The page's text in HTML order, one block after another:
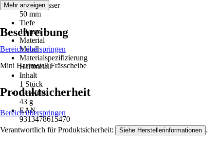
Durchmesser
50 mm
Tiefe
10 mm
Material
Metall
Materialspezifizierung
Hartmetall
Inhalt
1 Stück
Gewicht
43 g
EAN
9313478615470
Mehr anzeigen
Beschreibung
Bereich überspringen
Mini Hartmetall Frässcheibe
Produktsicherheit
Bereich überspringen
Verantwortlich für Produktsicherheit: Siehe Herstellerinformationen .